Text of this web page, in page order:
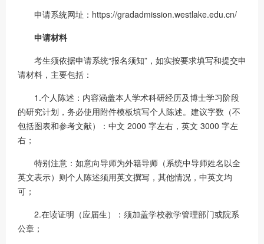
申请系统网址：https://gradadmission.westlake.edu.cn/
申请材料
考生须依据申请系统“报名须知”，如实按要求填写和提交申
请材料，主要包括：
1.个人陈述：内容涵盖本人学术科研经历及博士学习阶段
的研究计划，务必使用附件模板填写个人陈述。建议字数（不
包括图表和参考文献）：中文 2000 字左右，英文 3000 字左
右；
特别注意：如意向导师为外籍导师（系统中导师姓名以全
英文表示）则个人陈述须用英文撰写，其他情况，中英文均
可；
2.在读证明（应届生）：须加盖学校教学管理部门或院系
公章；